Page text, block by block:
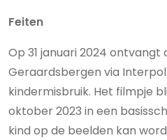
Feiten
Op 31 januari 2024 ontvangt
Geraardsbergen via
kindermisbruik. Het filmpje
oktober 2023 in een
kind op de beelden kan